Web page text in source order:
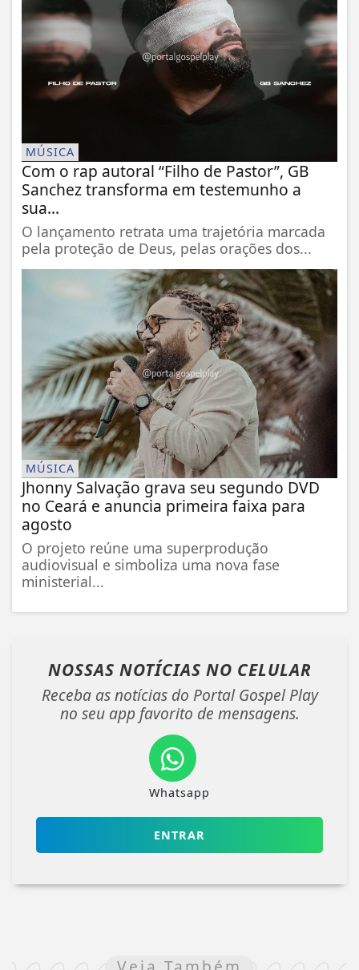
MÚSICA
Com o rap autoral “Filho de Pastor”, GB
Sanchez transforma em testemunho a
sua...
O lançamento retrata uma trajetória marcada
pela proteção de Deus, pelas orações dos...
MÚSICA
Jhonny Salvação grava seu segundo DVD
no Ceará e anuncia primeira faixa para
agosto
O projeto reúne uma superprodução
audiovisual e simboliza uma nova fase
ministerial...
NOSSAS NOTÍCIAS NO CELULAR
Receba as notícias do Portal Gospel Play
no seu app favorito de mensagens.
Whatsapp
ENTRAR